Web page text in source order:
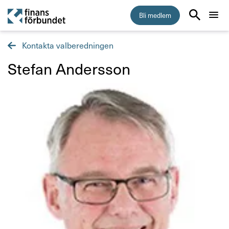
Bli medlem
Råd & stöd
Om Finansförbundet
Kontakta oss
Organisation och uppdrag
Så hanterar vi dina personuppgifter
Kontakta valberedningen
Stefan Andersson